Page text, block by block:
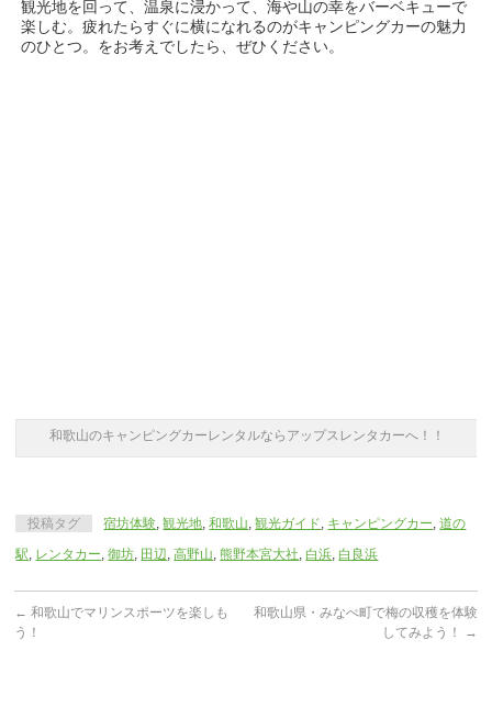
観光地を回って、温泉に浸かって、海や山の幸をバーベキューで
楽しむ。疲れたらすぐに横になれるのがキャンピングカーの魅力
のひとつ。をお考えでしたら、ぜひください。
和歌山のキャンピングカーレンタルならアップスレンタカーへ！！
投稿タグ 宿坊体験,観光地,和歌山,観光ガイド, キャンピングカー,道の
駅, レンタカー,御坊, 田辺,高野山,熊野本宮大社, 白浜, 白良浜
← 和歌山でマリンスポーツを楽しも
う！
和歌山県・みなべ町で梅の収穫を体験
してみよう！
→